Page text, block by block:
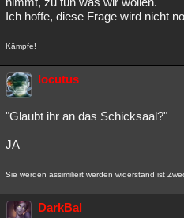
Ich hoffe, diese Frage wird nicht
Kämpfe!
locutus
"Glaubt ihr an das Schicksaal?"
JA
Sie werden assimiliert werden widerstand ist
DarkBal